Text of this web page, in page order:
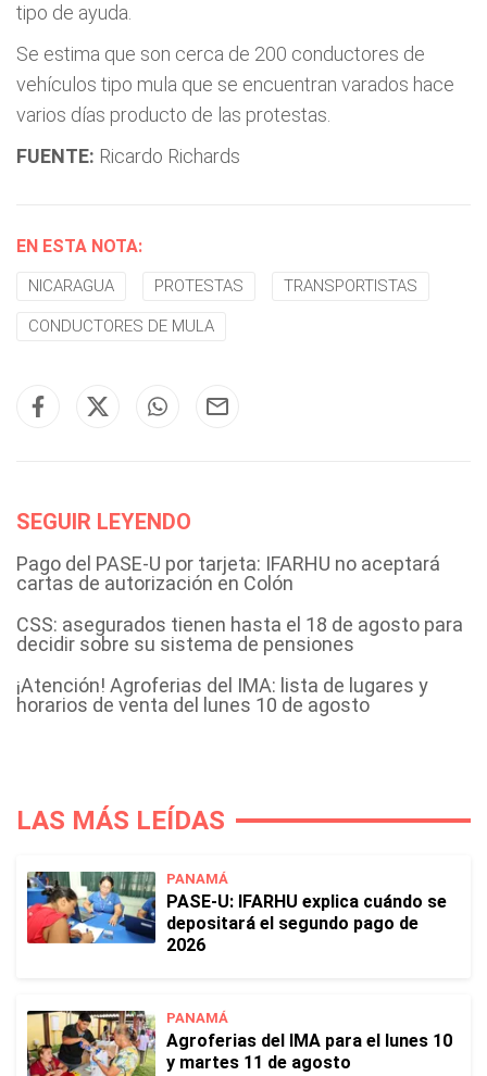
tipo de ayuda.
Se estima que son cerca de 200 conductores de
vehículos tipo mula que se encuentran varados hace
varios días producto de las protestas.
FUENTE: Ricardo Richards
EN ESTA NOTA:
NICARAGUA PROTESTAS TRANSPORTISTAS
CONDUCTORES DE MULA
SEGUIR LEYENDO
Pago del PASE-U por tarjeta: IFARHU no aceptará
cartas de autorización en Colón
CSS: asegurados tienen hasta el 18 de agosto para
decidir sobre su sistema de pensiones
¡Atención! Agroferias del IMA: lista de lugares y
horarios de venta del lunes 10 de agosto
LAS MÁS LEÍDAS
PANAMÁ
PASE-U: IFARHU explica cuándo se
depositará el segundo pago de
2026
PANAMÁ
Agroferias del IMA para el lunes 10
y martes 11 de agosto